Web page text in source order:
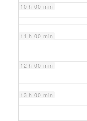
10 h 00 min
11 h 00 min
12 h 00 min
13 h 00 min